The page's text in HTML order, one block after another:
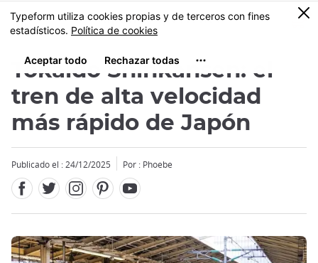
Tamaño
MENU
0
Tokaido Shinkansen: el
tren de alta velocidad
más rápido de Japón
Publicado el : 24/12/2025 Por : Phoebe